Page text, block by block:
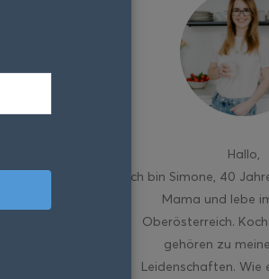
Hallo
ich bin Simone, 40
Mama und lebe
Oberösterreich.
gehören zu
Leidenschaften. Wie